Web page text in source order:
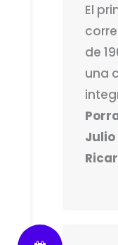
El
de
una